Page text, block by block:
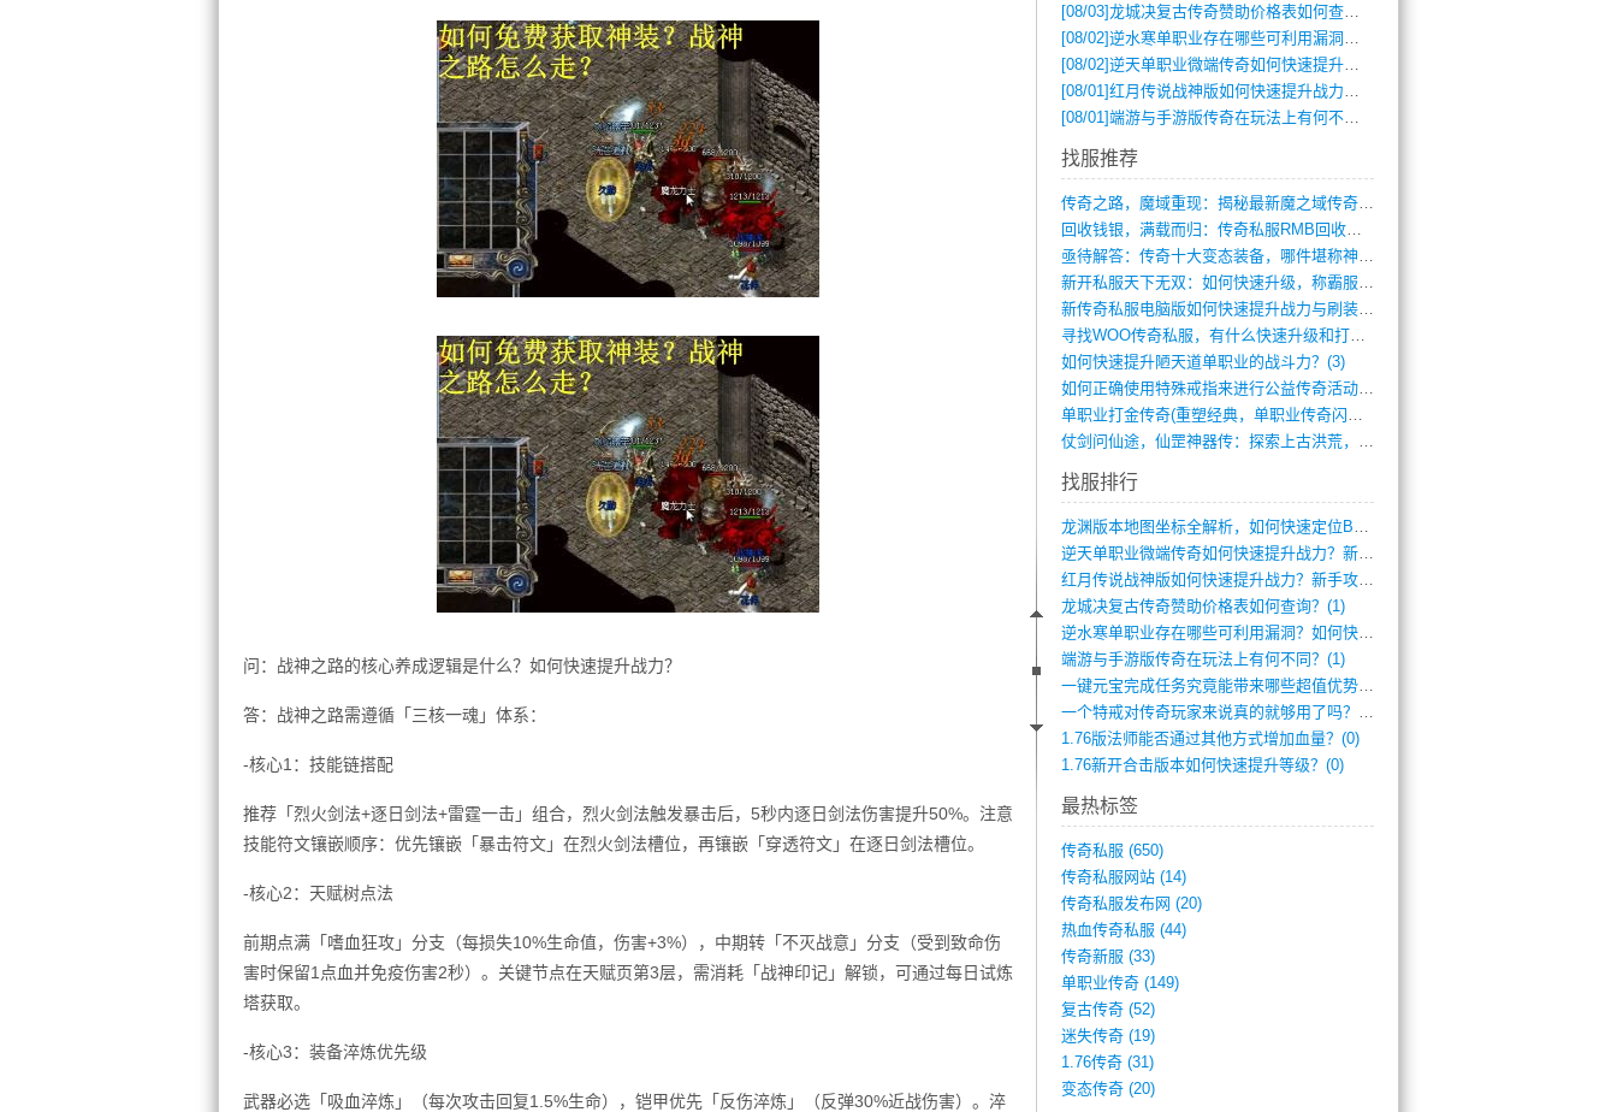
问：战神之路的核心养成逻辑是什么？如何快速提升战力？
答：战神之路需遵循「三核一魂」体系：
-核心1：技能链搭配
推荐「烈火剑法+逐日剑法+雷霆一击」组合，烈火剑法触发暴击后，5秒内逐日剑法伤害提升50%。注意
技能符文镶嵌顺序：优先镶嵌「暴击符文」在烈火剑法槽位，再镶嵌「穿透符文」在逐日剑法槽位。
-核心2：天赋树点法
前期点满「嗜血狂攻」分支（每损失10%生命值，伤害+3%），中期转「不灭战意」分支（受到致命伤
害时保留1点血并免疫伤害2秒）。关键节点在天赋页第3层，需消耗「战神印记」解锁，可通过每日试炼
塔获取。
-核心3：装备淬炼优先级
武器必选「吸血淬炼」（每次攻击回复1.5%生命），铠甲优先「反伤淬炼」（反弹30%近战伤害）。淬
[08/03]龙城决复古传奇赞助价格表如何查询？
[08/02]逆水寒单职业存在哪些可利用漏洞？如何快速提升战力？
[08/02]逆天单职业微端传奇如何快速提升战力？新手必看攻略
[08/01]红月传说战神版如何快速提升战力？新手攻略全解析？
[08/01]端游与手游版传奇在玩法上有何不同？
找服推荐
传奇之路，魔域重现：揭秘最新魔之域传奇攻(712)
回收钱银，满载而归：传奇私服RMB回收装(548)
亟待解答：传奇十大变态装备，哪件堪称神器(347)
新开私服天下无双：如何快速升级，称霸服务(681)
新传奇私服电脑版如何快速提升战力与刷装备(835)
寻找WOO传奇私服，有什么快速升级和打宝(864)
如何快速提升陋天道单职业的战斗力？(3)
如何正确使用特殊戒指来进行公益传奇活动？(10)
单职业打金传奇(重塑经典，单职业传奇闪耀(10)
仗剑问仙途，仙罡神器传：探索上古洪荒，揭(813)
找服排行
龙渊版本地图坐标全解析，如何快速定位BO(3)
逆天单职业微端传奇如何快速提升战力？新手(2)
红月传说战神版如何快速提升战力？新手攻略(2)
龙城决复古传奇赞助价格表如何查询？(1)
逆水寒单职业存在哪些可利用漏洞？如何快速(1)
端游与手游版传奇在玩法上有何不同？(1)
一键元宝完成任务究竟能带来哪些超值优势？(0)
一个特戒对传奇玩家来说真的就够用了吗？(0)
1.76版法师能否通过其他方式增加血量？(0)
1.76新开合击版本如何快速提升等级？(0)
最热标签
传奇私服 (650)
传奇私服网站 (14)
传奇私服发布网 (20)
热血传奇私服 (44)
传奇新服 (33)
单职业传奇 (149)
复古传奇 (52)
迷失传奇 (19)
1.76传奇 (31)
变态传奇 (20)